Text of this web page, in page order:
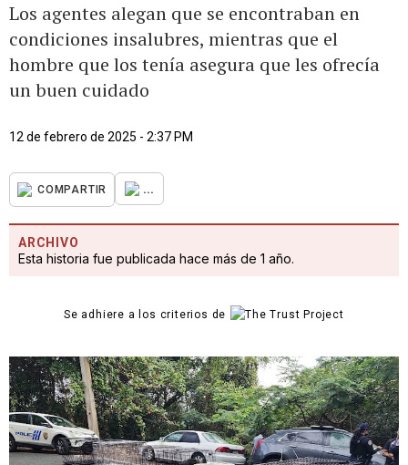
Los agentes alegan que se encontraban en
condiciones insalubres, mientras que el
hombre que los tenía asegura que les ofrecía
un buen cuidado
12 de febrero de 2025 - 2:37 PM
COMPARTIR ...
ARCHIVO
Esta historia fue publicada hace más de 1 año.
Se adhiere a los criterios de